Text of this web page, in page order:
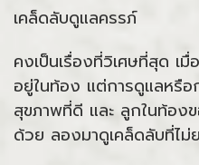
เคล็ดลับดูแลครรภ์
คงเป็นเรื่องที่วิเศษที่สุด
อยู่ในท้อง แต่การดูแลหรือ
สุขภาพที่ดี และ ลูกในท้อง
ด้วย ลองมาดูเคล็ดลับที่ไม่